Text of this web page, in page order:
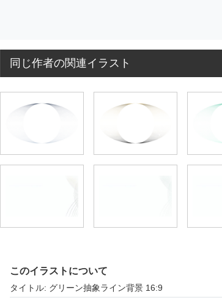
同じ作者の関連イラスト
このイラストについて
タイトル: グリーン抽象ライン背景 16:9